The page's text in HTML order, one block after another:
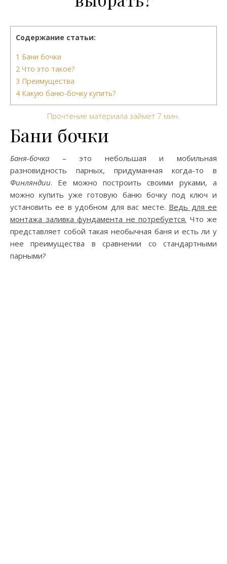
Содержание статьи:
1 Бани бочки
2 Что это такое?
3 Преимущества
4Какую баню-бочку купить?
Прочтение материала займет 7 мин.
Бани бочки
Баня-бочка – это небольшая и мобильная
разновидность парных, придуманная когда-то в
Финляндии. Ее можно построить своими руками, а
можно купить уже готовую баню бочку под ключ и
установить ее в удобном для вас месте. Ведь для ее
монтажа заливка фундамента не потребуется. Что же
представляет собой такая необычная баня и есть ли у
нее преимущества в сравнении со стандартными
парными?